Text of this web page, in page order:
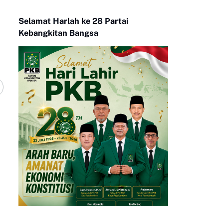
Selamat Harlah ke 28 Partai
Kebangkitan Bangsa